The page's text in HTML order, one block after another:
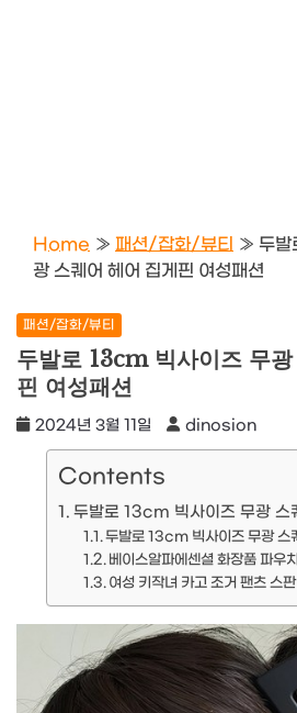
Home » 패션/잡화/뷰티 » 두
광 스퀘어 헤어 집게핀 여성패션
패션/잡화/뷰티
두발로 13cm 빅사이즈 무
핀 여성패션
2024년 3월 11일 dinosion
Contents
두발로 13cm 빅사이즈 무광 스
두발로 13cm 빅사이즈 무광 스
베이스알파에센셜 화장품 파우치
여성 키작녀 카고 조거 팬츠 스